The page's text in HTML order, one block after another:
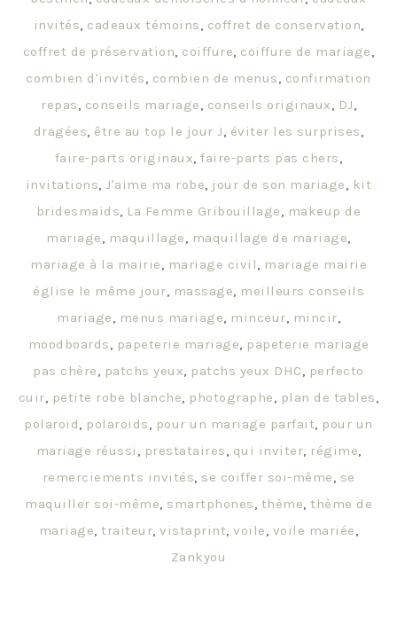
invités, cadeaux témoins, coffret de conservation,
coffret de préservation, coiffure, coiffure de mariage,
combien d'invités, combien de menus, confirmation
repas, conseils mariage, conseils originaux, DJ,
dragées, être au top le jour J, éviter les surprises,
faire-parts originaux,faire-parts pas chers,
invitations,J'aime ma robe, jour de son mariage, kit
bridesmaids, La Femme Gribouillage, makeup de
mariage, maquillage, maquillage de mariage,
mariage à la mairie, mariage civil, mariage mairie
église le même jour, massage, meilleurs conseils
mariage, menus mariage, minceur, mincir,
moodboards, papeterie mariage, papeterie mariage
pas chère, patchs yeux, patchs yeux DHC, perfecto
cuir, petite robe blanche, photographe, plan de tables,
polaroid, polaroids, pour un mariage parfait, pour un
mariage réussi , prestataires, qui inviter, régime,
remerciements invités, se coiffer soi-même, se
maquiller soi-même, smartphones, thème, thème de
mariage,traiteur,vistaprint,voile, voile mariée,
Zankyou